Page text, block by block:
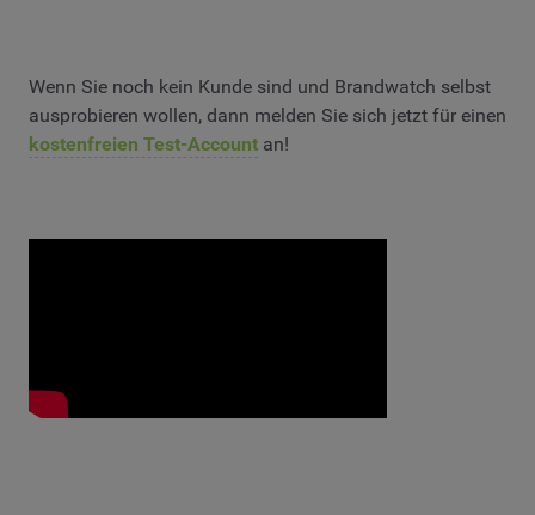
Wenn Sie noch kein Kunde sind und Brandwatch selbst
ausprobieren wollen, dann melden Sie sich jetzt für einen
kostenfreien Test-Account an!